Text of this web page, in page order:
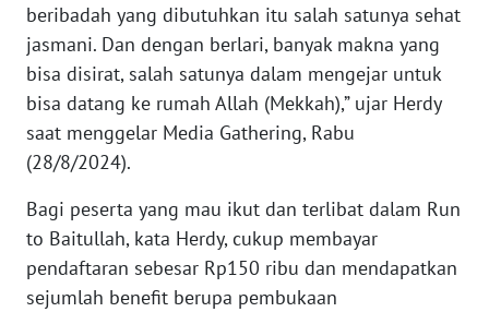
beribadah yang dibutuhkan itu salah satunya sehat
jasmani. Dan dengan berlari, banyak makna yang
bisa disirat, salah satunya dalam mengejar untuk
bisa datang ke rumah Allah (Mekkah),” ujar Herdy
saat menggelar Media Gathering, Rabu
(28/8/2024).
Bagi peserta yang mau ikut dan terlibat dalam Run
to Baitullah, kata Herdy, cukup membayar
pendaftaran sebesar Rp150 ribu dan mendapatkan
sejumlah benefit berupa pembukaan
WN
JAMBI
WN
NTB
WN